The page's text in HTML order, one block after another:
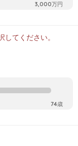
3,000万円
てください。
74歳